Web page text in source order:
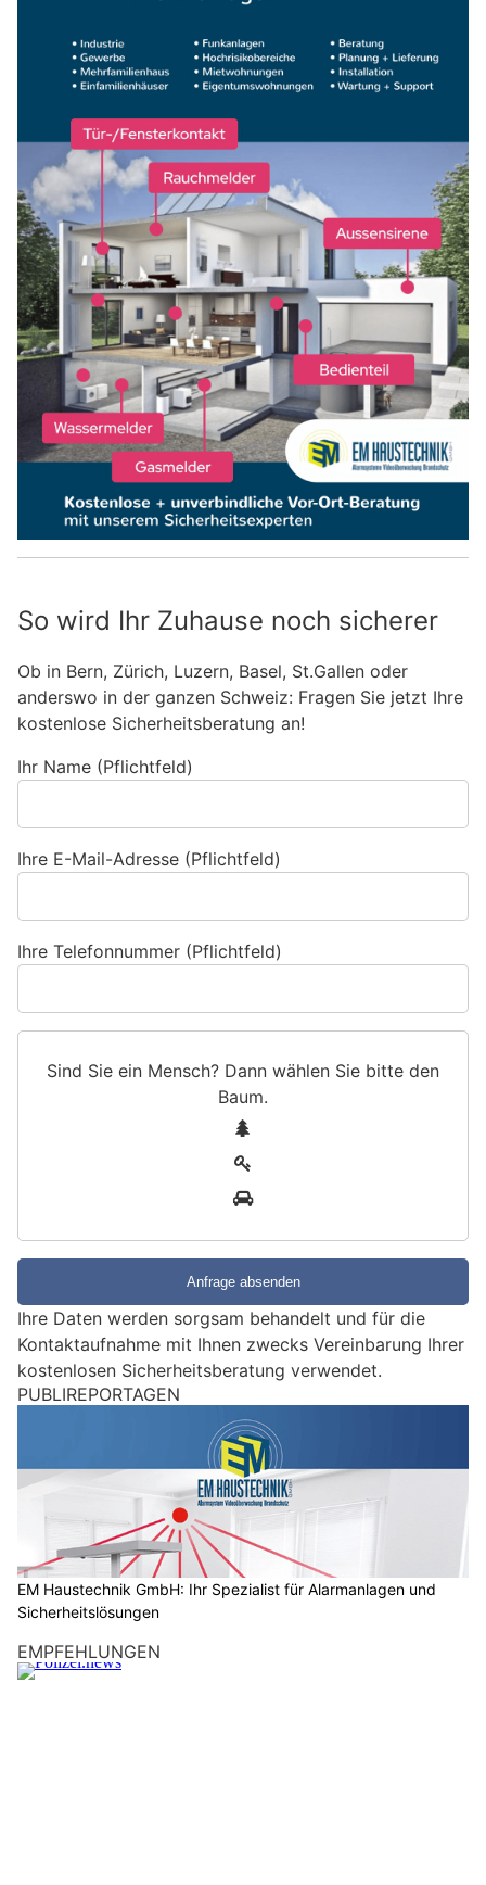
So wird Ihr Zuhause noch sicherer
Ob in Bern, Zürich, Luzern, Basel, St.Gallen oder
anderswo in der ganzen Schweiz: Fragen Sie jetzt Ihre
kostenlose Sicherheitsberatung an!
Ihr Name (Pflichtfeld)
Ihre E-Mail-Adresse (Pflichtfeld)
Ihre Telefonnummer (Pflichtfeld)
Sind Sie ein Mensch? Dann wählen Sie bitte den
Baum.
e
i
n
M
e
c
h
D
a
n
n
w
Ihre Daten werden sorgsam behandelt und für die
Kontaktaufnahme mit Ihnen zwecks Vereinbarung Ihrer
kostenlosen Sicherheitsberatung verwendet.
PUBLIREPORTAGEN
EM Haustechnik GmbH: Ihr Spezialist für Alarmanlagen und
Sicherheitslösungen
EMPFEHLUNGEN